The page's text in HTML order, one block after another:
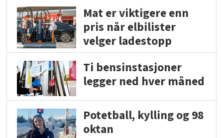
Mat er viktigere enn
pris når elbilister
velger ladestopp
Ti bensinstasjoner
legger ned hver måned
Potetball, kylling og 98
oktan